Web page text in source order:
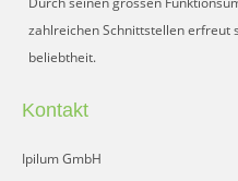
zahlreichen Schnittstellen erfreut
beliebtheit.
Kontakt
Ipilum GmbH